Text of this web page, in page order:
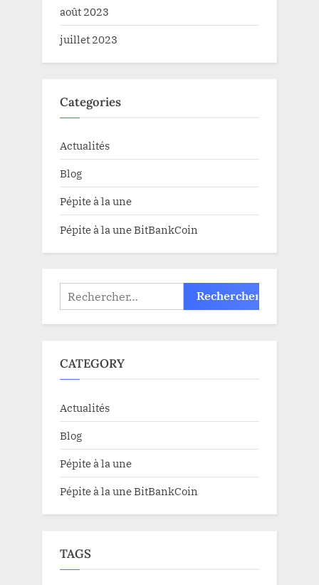
août 2023
juillet 2023
Categories
Actualités
Blog
Pépite à la une
Pépite à la une BitBankCoin
Rechercher :
CATEGORY
Actualités
Blog
Pépite à la une
Pépite à la une BitBankCoin
TAGS